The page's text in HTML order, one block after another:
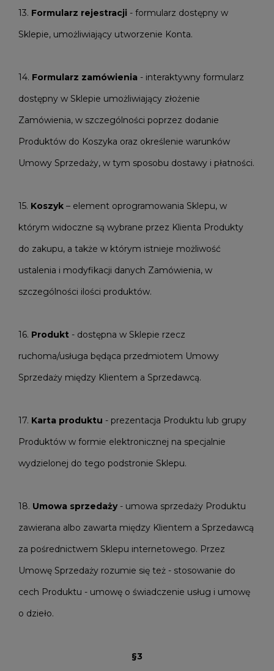
13. Formularz rejestracji - formularz dostępny w
Sklepie, umożliwiający utworzenie Konta.
14. Formularz zamówienia - interaktywny formularz
dostępny w Sklepie umożliwiający złożenie
Zamówienia, w szczególności poprzez dodanie
Produktów do Koszyka oraz określenie warunków
Umowy Sprzedaży, w tym sposobu dostawy i płatności.
15. Koszyk – element oprogramowania Sklepu, w
którym widoczne są wybrane przez Klienta Produkty
do zakupu, a także w którym istnieje możliwość
ustalenia i modyfikacji danych Zamówienia, w
szczególności ilości produktów.
16. Produkt - dostępna w Sklepie rzecz
ruchoma/usługa będąca przedmiotem Umowy
Sprzedaży między Klientem a Sprzedawcą.
17. Karta produktu - prezentacja Produktu lub grupy
Produktów w formie elektronicznej na specjalnie
wydzielonej do tego podstronie Sklepu.
18. Umowa sprzedaży- umowa sprzedaży Produktu
zawierana albo zawarta między Klientem a Sprzedawcą
za pośrednictwem Sklepu internetowego. Przez
Umowę Sprzedaży rozumie się też - stosowanie do
cech Produktu - umowę o świadczenie usług i umowę
o dzieło.
§3